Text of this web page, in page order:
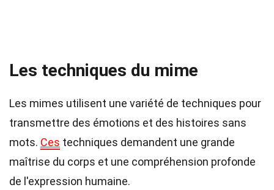
Les techniques du mime
Les mimes utilisent une variété de techniques pour
transmettre des émotions et des histoires sans
mots. Ces techniques demandent une grande
maîtrise du corps et une compréhension profonde
de l'expression humaine.